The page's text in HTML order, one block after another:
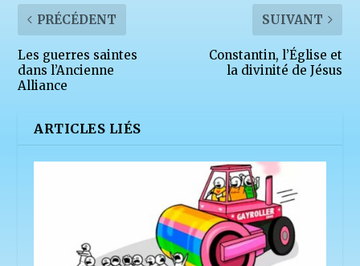
PRÉCÉDENT
Les guerres saintes
dans l’Ancienne
Alliance
SUIVANT
Constantin, l’Église et
la divinité de Jésus
ARTICLES LIÉS